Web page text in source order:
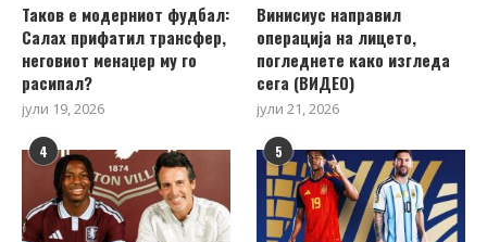
Таков е модерниот фудбал:
Салах прифатил трансфер,
неговиот менаџер му го
расипал?
јули 19, 2026
Винисиус направил
операција на лицето,
погледнете како изгледа
сега (ВИДЕО)
јули 21, 2026
4 5